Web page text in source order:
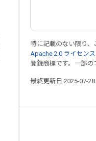
特に記載のない限り
Apache 2.0 ライセンス
登録商標です。一部の
最終更新日 2025-07-28